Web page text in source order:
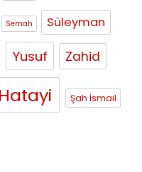
Semah Süleyman
Yusuf Zahid
Şah İsmail